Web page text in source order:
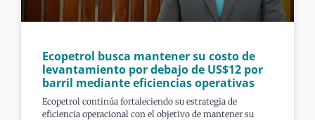
Ecopetrol busca mantener su costo de
levantamiento por debajo de US$12 por
barril mediante eficiencias operativas
Ecopetrol continúa fortaleciendo su estrategia de
eficiencia operacional con el objetivo de mantener su